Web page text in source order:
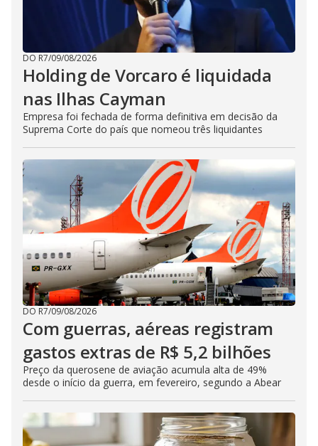
DO R7/09/08/2026
Holding de Vorcaro é liquidada
nas Ilhas Cayman
Empresa foi fechada de forma definitiva em decisão da
Suprema Corte do país que nomeou três liquidantes
DO R7/09/08/2026
Com guerras, aéreas registram
gastos extras de R$ 5,2 bilhões
Preço da querosene de aviação acumula alta de 49%
desde o início da guerra, em fevereiro, segundo a Abear